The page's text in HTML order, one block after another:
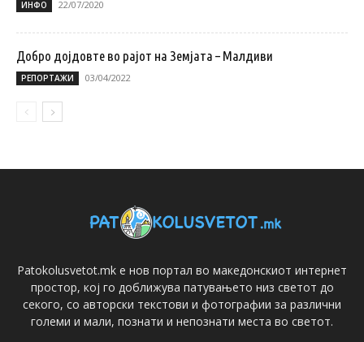
ИНФО 22/07/2020
Добро дојдовте во рајот на Земјата – Малдиви
РЕПОРТАЖИ 03/04/2022
Patokolusvetot.mk е нов портал во македонскиот интернет
простор, кој го доближува патувањето низ светот до
секого, со авторски текстови и фотографии за различни
големи и мали, познати и непознати места во светот.